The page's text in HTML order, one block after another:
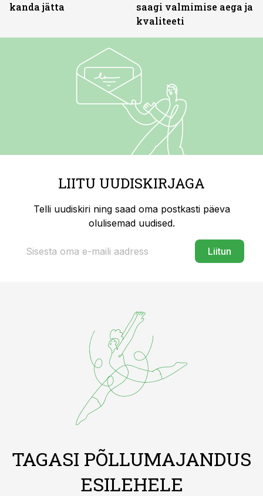
kanda jätta
saagi valmimise aega ja
kvaliteeti
LIITU UUDISKIRJAGA
Telli uudiskiri ning saad oma postkasti päeva
olulisemad uudised.
Liitun
TAGASI PÕLLUMAJANDUS
ESILEHELE